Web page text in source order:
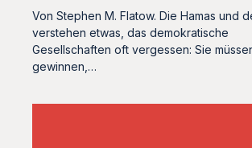
Von Stephen M. Flatow. Die Hamas und
verstehen etwas, das demokratische
Gesellschaften oft vergessen: Sie
gewinnen,…